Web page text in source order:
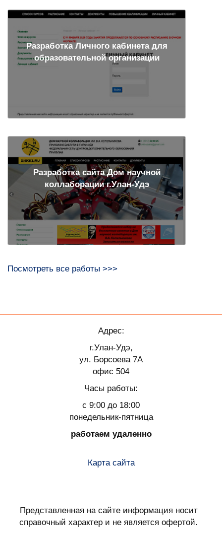
Разработка Личного кабинета для
образовательной организации
Разработка сайта Дом научной
коллаборации г.Улан-Удэ
Посмотреть все работы >>>
Адрес:
г.Улан-Удэ,
ул. Борсоева 7А
офис 504
Часы работы:
с 9:00 до 18:00
понедельник-пятница
работаем удаленно
Карта сайта
Представленная на сайте информация носит
справочный характер и не является офертой.